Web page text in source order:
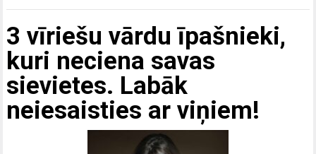
3 vīriešu vārdu īpašnieki,
kuri neciena savas
sievietes. Labāk
neiesaisties ar viņiem!